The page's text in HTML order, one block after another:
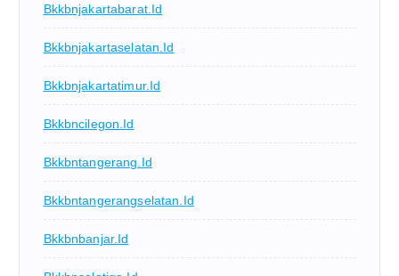
Bkkbnjakartabarat.id
Bkkbnjakartaselatan.id
Bkkbnjakartatimur.id
Bkkbncilegon.id
Bkkbntangerang.id
Bkkbntangerangselatan.id
Bkkbnbanjar.id